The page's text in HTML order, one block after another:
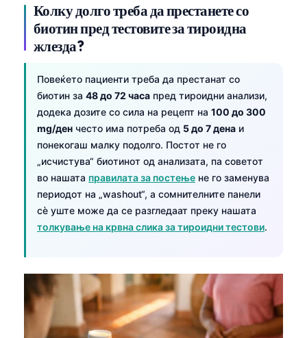
Колку долго треба да престанете со
биотин пред тестовите за тироидна
жлезда?
Повеќето пациенти треба да престанат со
биотин за 48 до 72 часа пред тироидни анализи,
додека дозите со сила на рецепт на 100 до 300
mg/ден често има потреба од 5 до 7 дена и
понекогаш малку подолго. Постот не го
„исчистува“ биотинот од анализата, па советот
во нашата правилата за постење не го заменува
периодот на „washout“, а сомнителните панели
сè уште може да се разгледаат преку нашата
толкување на крвна слика за тироидни тестови.